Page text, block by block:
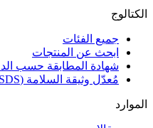
الكتالوج
جميع الفئات
ابحث عن المنتجات
شهادة المطابقة حسب
مُعدّل وثيقة السلامة (SDS)
الموارد